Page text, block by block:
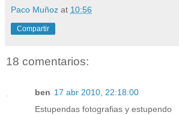
Paco Muñoz at 10:56
Compartir
18 comentarios:
ben 17 abr 2010, 22:18:00
Estupendas fotografias y estupendo